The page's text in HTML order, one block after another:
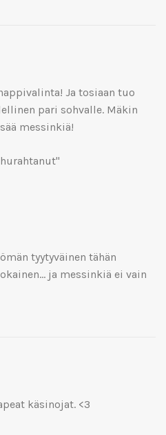
Ja tosiaan tuo
pari sohvalle. Mäkin
messinkiä!
tyytyväinen tähän
ja messinkiä ei vain
käsinojat. <3